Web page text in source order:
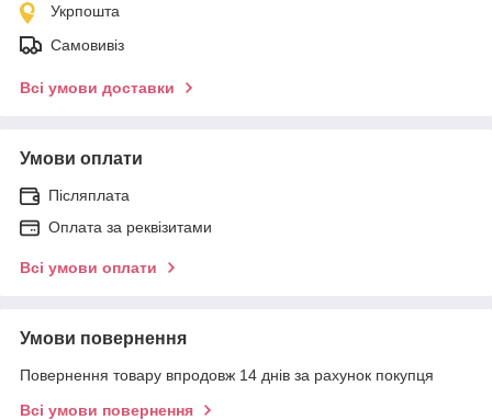
Укрпошта
Самовивіз
Всі умови доставки
Умови оплати
Післяплата
Оплата за реквізитами
Всі умови оплати
Умови повернення
Повернення товару впродовж 14 днів за рахунок покупця
Всі умови повернення